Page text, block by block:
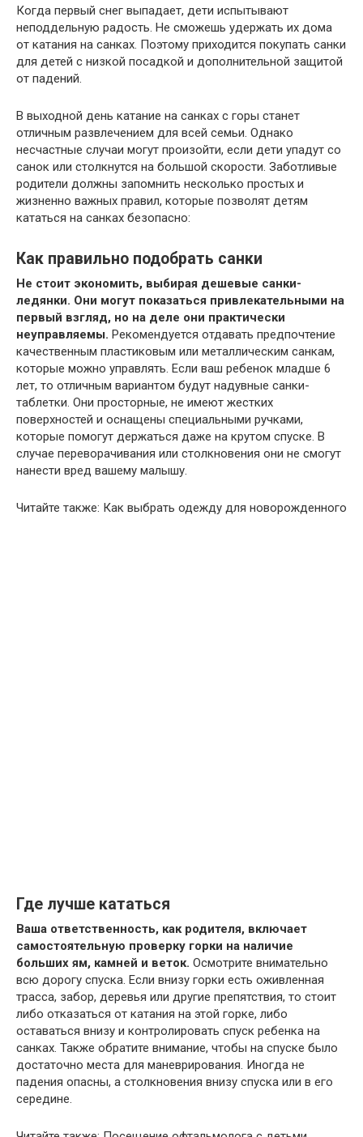
Когда первый снег выпадает, дети испытывают
неподдельную радость. Не сможешь удержать их дома
от катания на санках. Поэтому приходится покупать санки
для детей с низкой посадкой и дополнительной защитой
от падений.
В выходной день катание на санках с горы станет
отличным развлечением для всей семьи. Однако
несчастные случаи могут произойти, если дети упадут со
санок или столкнутся на большой скорости. Заботливые
родители должны запомнить несколько простых и
жизненно важных правил, которые позволят детям
кататься на санках безопасно:
Как правильно подобрать санки
Не стоит экономить, выбирая дешевые санки-
ледянки. Они могут показаться привлекательными на
первый взгляд, но на деле они практически
неуправляемы. Рекомендуется отдавать предпочтение
качественным пластиковым или металлическим санкам,
которые можно управлять. Если ваш ребенок младше 6
лет, то отличным вариантом будут надувные санки-
таблетки. Они просторные, не имеют жестких
поверхностей и оснащены специальными ручками,
которые помогут держаться даже на крутом спуске. В
случае переворачивания или столкновения они не смогут
нанести вред вашему малышу.
Читайте также: Как выбрать одежду для новорожденного
Где лучше кататься
Ваша ответственность, как родителя, включает
самостоятельную проверку горки на наличие
больших ям, камней и веток. Осмотрите внимательно
всю дорогу спуска. Если внизу горки есть оживленная
трасса, забор, деревья или другие препятствия, то стоит
либо отказаться от катания на этой горке, либо
оставаться внизу и контролировать спуск ребенка на
санках. Также обратите внимание, чтобы на спуске было
достаточно места для маневрирования. Иногда не
падения опасны, а столкновения внизу спуска или в его
середине.